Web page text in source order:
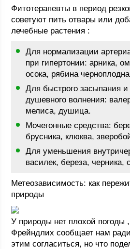
Фитотерапевты в период
советуют пить отвары или
лечебные растения :
Для нормализации
при гипертонии: арника,
осока, рябина
Для быстрого засыпания и
душевного волнения:
мелиса, душица.
Мочегонные средства:
брусника, клюква,
Для уменьшения
василек, береза, черника,
Метеозависимость: как
природы
У природы нет плохой
Фрейндлих сообщает нам
этим согласиться, но что